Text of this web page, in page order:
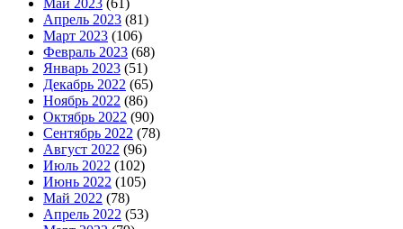
Май 2023 (61)
Апрель 2023 (81)
Март 2023 (106)
Февраль 2023 (68)
Январь 2023 (51)
Декабрь 2022 (65)
Ноябрь 2022 (86)
Октябрь 2022 (90)
Сентябрь 2022 (78)
Август 2022 (96)
Июль 2022 (102)
Июнь 2022 (105)
Май 2022 (78)
Апрель 2022 (53)